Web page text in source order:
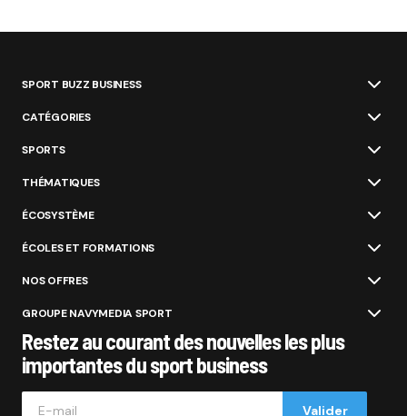
SPORT BUZZ BUSINESS
CATÉGORIES
SPORTS
THÉMATIQUES
ÉCOSYSTÈME
ÉCOLES ET FORMATIONS
NOS OFFRES
GROUPE NAVYMEDIA SPORT
Restez au courant des nouvelles les plus
importantes du sport business
Valider